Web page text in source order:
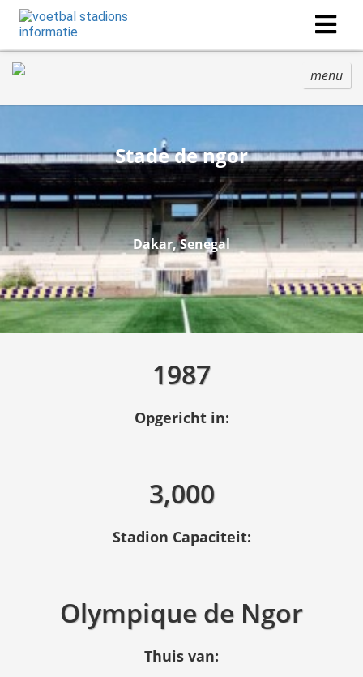
menu
Stade de ngor
Dakar, Senegal
1987
Opgericht in:
3,000
Stadion Capaciteit:
Olympique de Ngor
Thuis van: